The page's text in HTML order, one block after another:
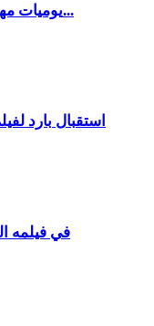
يوميات مهرجان فينيسيا (8) الكشف عما وراء تحفة...
استقبال بارد
في فيلمه